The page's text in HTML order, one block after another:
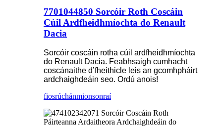
7701044850 Sorcóir Roth Coscáin
Cúil Ardfheidhmíochta do Renault
Dacia
Sorcóir coscáin rotha cúil ardfheidhmíochta
do Renault Dacia. Feabhsaigh cumhacht
coscánaithe d’fheithicle leis an gcomhpháirt
ardchaighdeáin seo. Ordú anois!
fiosrúchánmionsonraí